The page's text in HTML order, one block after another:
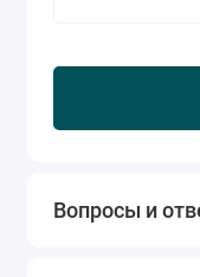
Вопросы и